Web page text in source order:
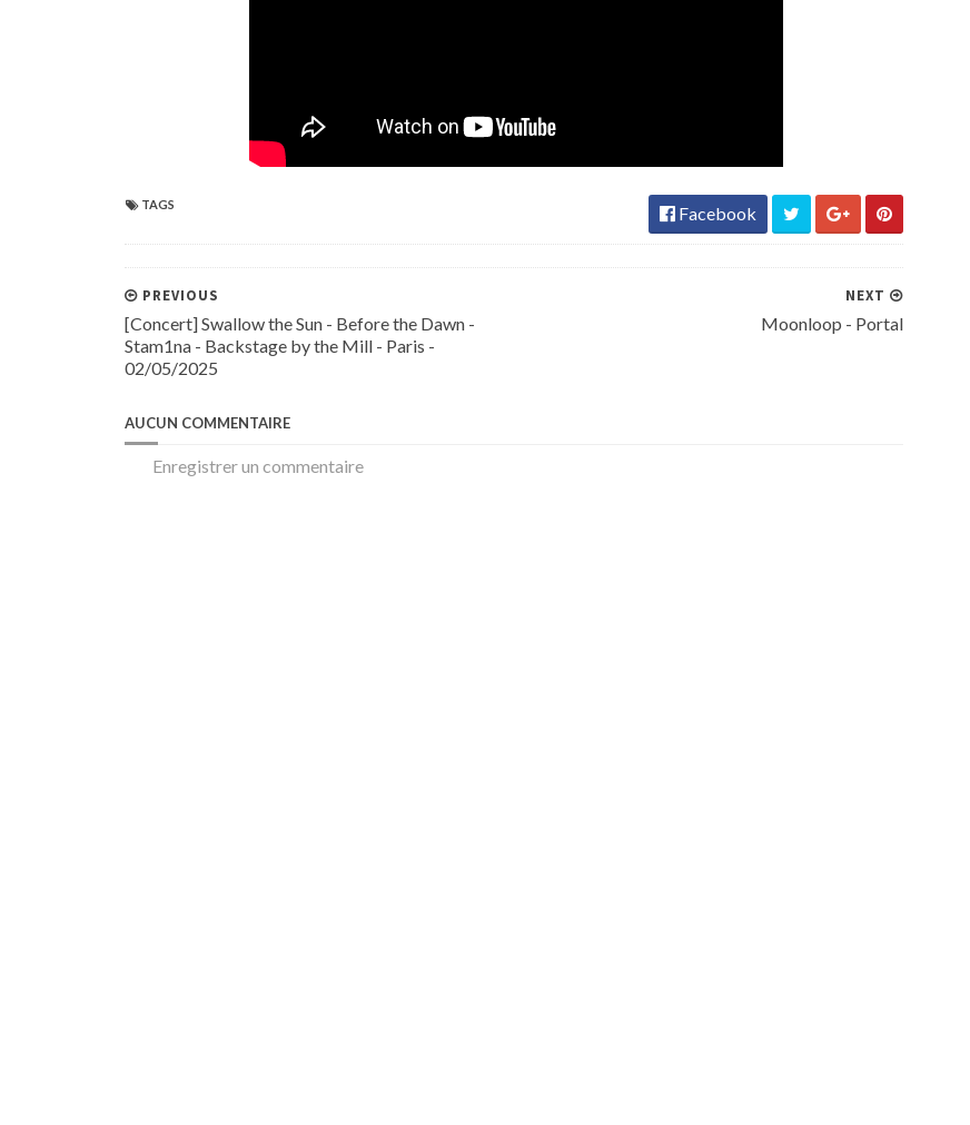
TAGS Facebook
NEXT
Moonloop - Portal
PREVIOUS
[Concert] Swallow the Sun - Before the Dawn -
Stam1na - Backstage by the Mill - Paris -
02/05/2025
AUCUN COMMENTAIRE
Enregistrer un commentaire